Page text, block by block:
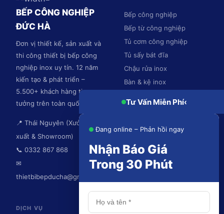
BẾP CÔNG NGHIỆP
ĐỨC HÀ
Đơn vị thiết kế, sản xuất và
thi công thiết bị bếp công
nghiệp inox uy tín. 12 năm
kiến tạo & phát triển –
5.500+ khách hàng tin
tưởng trên toàn quốc.
📍 Thái Nguyên (Xưởng sản
xuất & Showroom)
📞 0332 867 868
✉
thietbibepducha@gmail.com
Bếp công nghiệp
Bếp từ công nghiệp
Tủ cơm công nghiệp
Tủ sấy bát đĩa
Chậu rửa inox
Bàn & kệ inox
DỊCH VỤ
Tư Vấn Miễn Phí‹
Đang online – Phản hồi ngay
Nhận Báo Giá
Trong 30 Phút